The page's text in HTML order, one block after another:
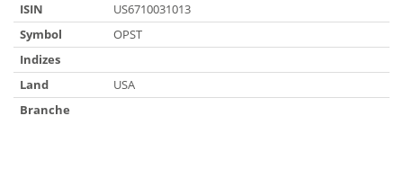
ISIN
US6710031013
Symbol
OPST
Indizes
Land
USA
Branche